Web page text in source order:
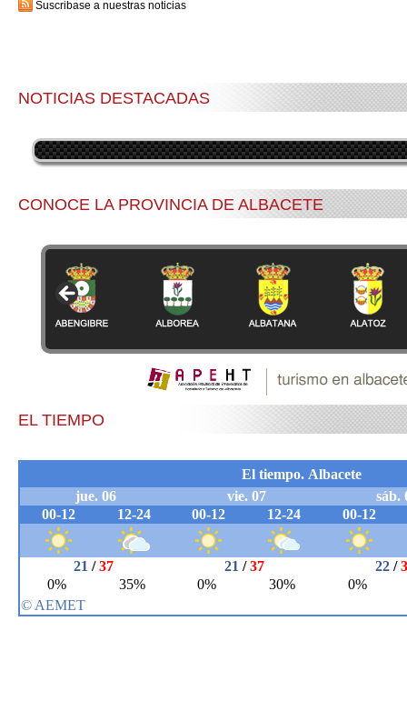
Suscribase a nuestras noticias
NOTICIAS DESTACADAS
CONOCE LA PROVINCIA DE ALBACETE
EL TIEMPO